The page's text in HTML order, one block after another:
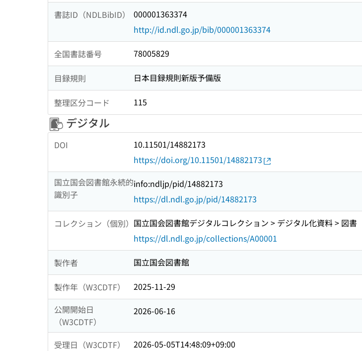
書誌ID（NDLBibID）
000001363374
http://id.ndl.go.jp/bib/000001363374
全国書誌番号 78005829
目録規則 日本目録規則新版予備版
整理区分コード 115
デジタル
DOI
10.11501/14882173
https://doi.org/10.11501/14882173
国立国会図書館永続的
識別子
info:ndljp/pid/14882173
https://dl.ndl.go.jp/pid/14882173
コレクション（個別） 国立国会図書館デジタルコレクション > デジタル化資料 > 図書
https://dl.ndl.go.jp/collections/A00001
製作者 国立国会図書館
製作年（W3CDTF）
2025-11-29
公開開始日
（W3CDTF）
2026-06-16
受理日（W3CDTF） 2026-05-05T14:48:09+09:00